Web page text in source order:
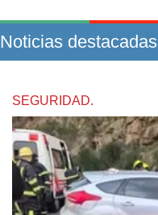
Noticias destacadas
SEGURIDAD.